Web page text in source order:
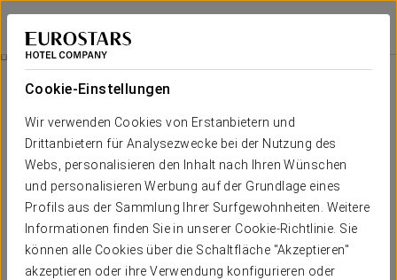
Cookie-Einstellungen
Wir verwenden Cookies von Erstanbietern und
Drittanbietern für Analysezwecke bei der Nutzung des
Webs, personalisieren den Inhalt nach Ihren Wünschen
und personalisieren Werbung auf der Grundlage eines
Profils aus der Sammlung Ihrer Surfgewohnheiten. Weitere
Informationen finden Sie in unserer Cookie-Richtlinie. Sie
können alle Cookies über die Schaltfläche "Akzeptieren"
akzeptieren oder ihre Verwendung konfigurieren oder
Eurostars Patios de Córdoba
CÓRDOBA
Córdoba
Der Besuch der Stadt Córdoba ist die perfekte Gelegenheit,
einen geschichtsträchtigen Ort zu besuchen und die kulturelle
und architektonische Schönheit am Flussufer des Guadalquivir
zu genießen.
Der Ursprung der Stadt geht auf Ende des Bronzezeitalters
zurück (IX und VIII Jahrhundert v.C.), und seine Geschichte
ermöglicht die einzigartige Schönheit, die sie ausstrahlt, und